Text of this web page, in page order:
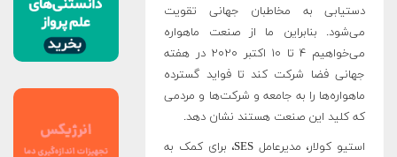
دستیابی به مخاطبان جهانی تقویت
می‌شود. بنابراین ما از صنعت ماهواره
می‌خواهیم ۴ تا ۱۰ اکتبر ۲۰۲۰ در هفته
جهانی فضا شرکت کند تا فواید گسترده
ماهواره‌ها را به جامعه و شرکت‌ها و مردمی
که کلید این صنعت هستند نشان دهد.
استیو کولار، مدیرعامل SES، برای کمک به